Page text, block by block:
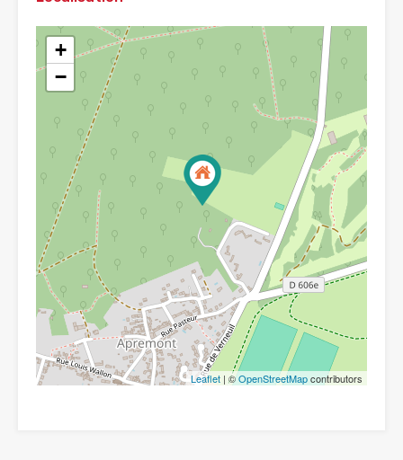
+
−
Leaflet | ©OpenStreetMapcontributors